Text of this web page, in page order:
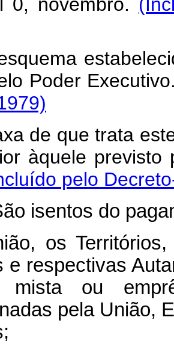
Poder
de que trata
àquele
pelo
isentos do
os
e respectivas
mista ou
pela União,